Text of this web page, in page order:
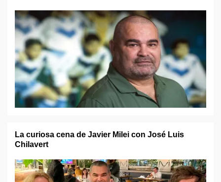
La curiosa cena de Javier Milei con José Luis
Chilavert